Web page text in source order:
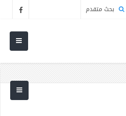
بحث متقدم